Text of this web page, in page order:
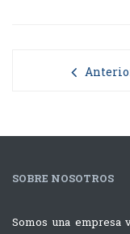
SOBRE NOSOTROS
Somos una empresa